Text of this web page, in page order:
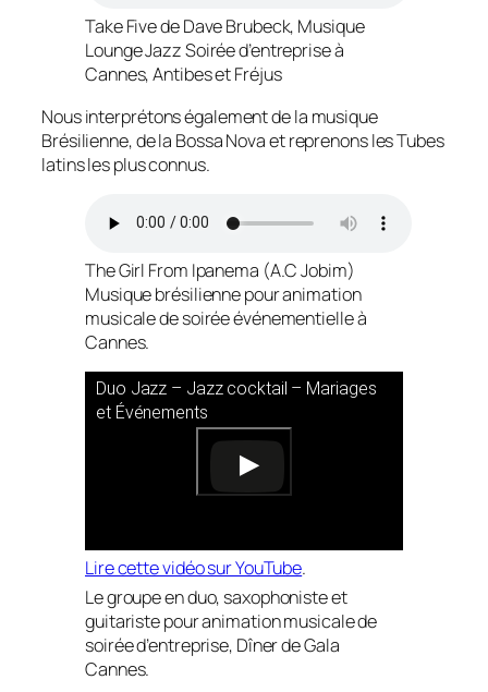
Take Five de Dave Brubeck, Musique
Lounge Jazz Soirée d’entreprise à
Cannes, Antibes et Fréjus
Nous interprétons également de la musique
Brésilienne, de la Bossa Nova et reprenons les Tubes
latins les plus connus.
The Girl From Ipanema (A.C Jobim)
Musique brésilienne pour animation
musicale de soirée événementielle à
Cannes.
Duo Jazz – Jazz cocktail – Mariages
et Événements
Lire cette vidéo sur YouTube.
Le groupe en duo, saxophoniste et
guitariste pour animation musicale de
soirée d’entreprise, Dîner de Gala
Cannes.